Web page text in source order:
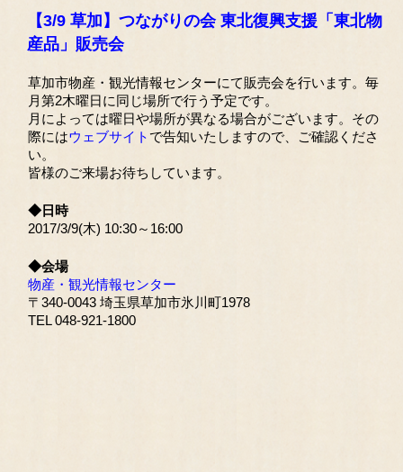
【3/9 草加】つながりの会 東北復興支援「東北物
産品」販売会
草加市物産・観光情報センターにて販売会を行います。毎
月第2木曜日に同じ場所で行う予定です。
月によっては曜日や場所が異なる場合がございます。その
際にはウェブサイト で告知いたしますので、ご確認くださ
い。
皆様のご来場お待ちしています。
◆日時
2017/3/9(木) 10:30～16:00
◆会場
物産・観光情報センター
〒340-0043 埼玉県草加市氷川町1978
TEL 048-921-1800